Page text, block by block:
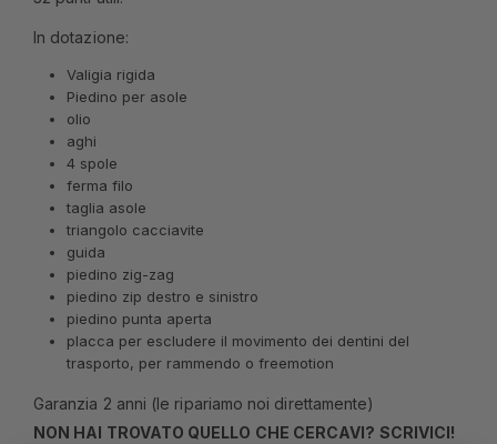
In dotazione:
Valigia rigida
Piedino per asole
olio
aghi
4 spole
ferma filo
taglia asole
triangolo cacciavite
guida
piedino zig-zag
piedino zip destro e sinistro
piedino punta aperta
placca per escludere il movimento dei dentini del
trasporto, per rammendo o freemotion
Garanzia 2 anni (le ripariamo noi direttamente)
NON HAI TROVATO QUELLO CHE CERCAVI? SCRIVICI!